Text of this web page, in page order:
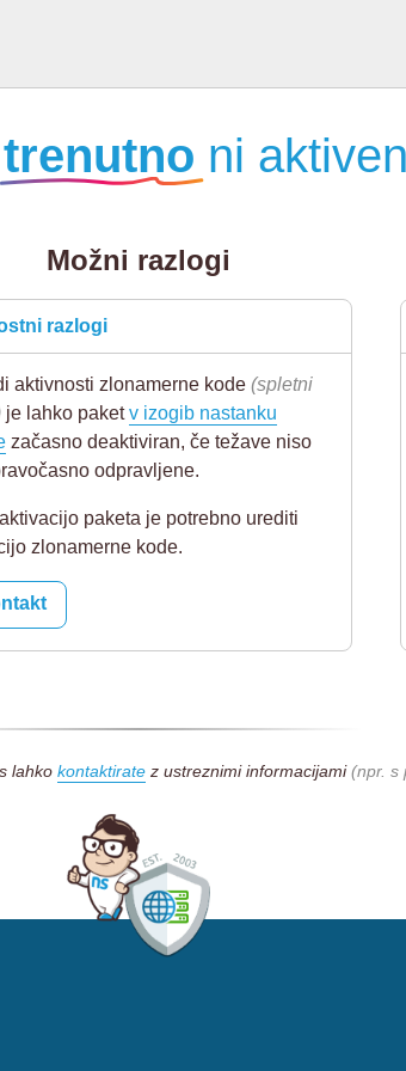
trenutno ni aktiven
Možni razlogi
razlogi
aktivnosti zlonamerne kode(spletni
je lahko paketv izogib nastanku
začasno deaktiviran, če težave niso
odpravljene.
paketa je potrebno urediti
zlonamerne kode.
lahko kontaktiratez ustreznimi informacijami(npr. s